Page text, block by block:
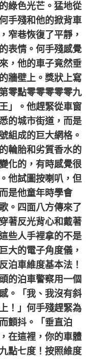
綠色光芒。猛地從
手殘和他的掀背車
窄巷恢復了平靜，
表情。何手殘感覺
，他的車子竟然垂
牆壁上。獎狀上寫
零點零零零零零九
」。他趕緊從車窗
的城市街道，而是
組成的巨大網格。
輪胎和劣質香水的
化的，有時感覺很
他試圖按喇叭，但
是他童年時學會
。四面八方傳來了
著反光背心和戴著
些人手裡拿的不是
大的電子角度儀，
泊車維度基本法！
的泊車警察用一個
。「我、我沒有斜
！」何手殘趕緊為
顫抖。「垂直泊
在這裡，你的車體
點七度！按照維度